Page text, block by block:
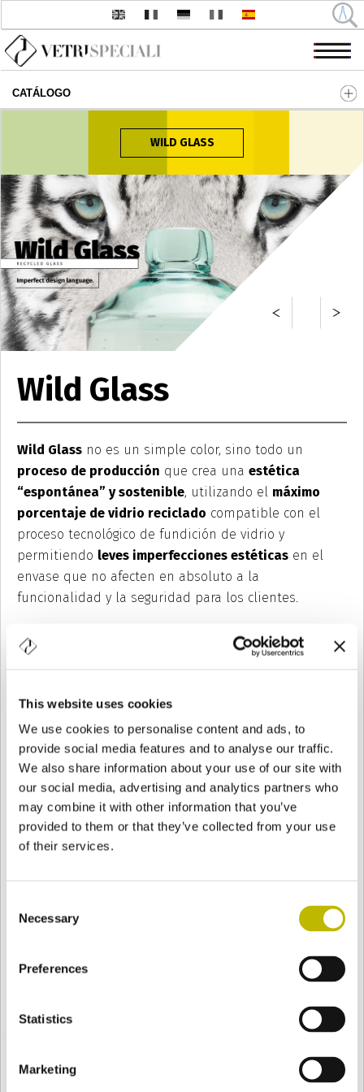
This website uses cookies
We use cookies to personalise content and ads, to
provide social media features and to analyse our traffic.
We also share information about your use of our site with
our social media, advertising and analytics partners who
may combine it with other information that you’ve
provided to them or that they’ve collected from your use
of their services.
Selection
Necessary
Preferences
Statistics
Marketing
WILD GLASS
CATÁLOGO
Wild Glass
Wild Glass no es un simple color, sino todo un
proceso de producción que crea una estética
“espontánea” y sostenible, utilizando el máximo
porcentaje de vidrio reciclado compatible con el
proceso tecnológico de fundición de vidrio y
permitiendo leves imperfecciones estéticas en el
envase que no afecten en absoluto a la
funcionalidad y la seguridad para los clientes.
Un lenguaje de diseño único e irrepetible, especialmente
atento al medio ambiente y a la naturaleza, desarrollado con
acabados disponibles varían según la selección del casco
utilizado, y van desde un vidrio verde con tonos que se pueden
aproximar al roble hasta un vidrio claro con una apariencia
cromática similar a un medio blanco.
DESCARGAR EL VOLANTE